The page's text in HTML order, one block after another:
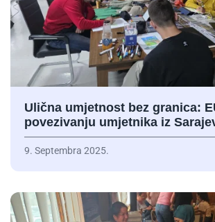
Ulična umjetnost bez granica:
povezivanju umjetnika iz
9. Septembra 2025.